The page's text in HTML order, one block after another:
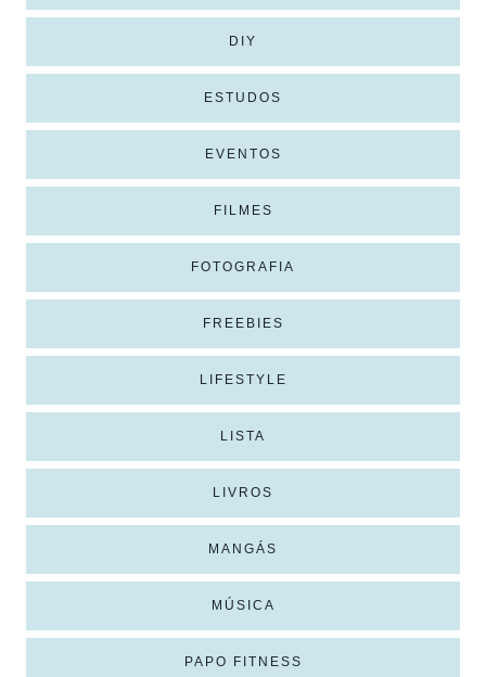
DIY
ESTUDOS
EVENTOS
FILMES
FOTOGRAFIA
FREEBIES
LIFESTYLE
LISTA
LIVROS
MANGÁS
MÚSICA
PAPO FITNESS